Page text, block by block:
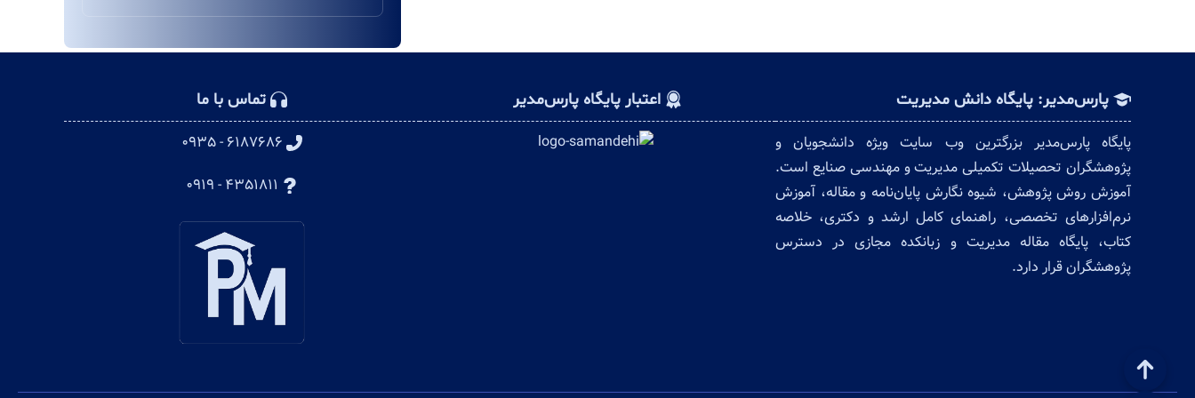
پارس‌مدیر: پایگاه دانش مدیریت
پایگاه پارس‌مدیر بزرگترین وب سایت ویژه دانشجویان و
پژوهشگران تحصیلات تکمیلی مدیریت و مهندسی صنایع است.
آموزش روش پژوهش، شیوه نگارش پایان‌نامه و مقاله، آموزش
نرم‌افزارهای تخصصی، راهنمای کامل ارشد و دکتری، خلاصه
کتاب، پایگاه مقاله مدیریت و زبانکده مجازی در دسترس
پژوهشگران قرار دارد.
اعتبار پایگاه پارس‌مدیر
تماس با ما
۶۱۸۷۶۸۶ - ۰۹۳۵